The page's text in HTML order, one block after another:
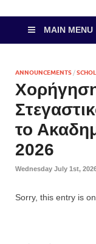
MAIN MENU
ANNOUNCEMENTS /
το
2026
Wednesday July 1st,
Sorry, this entry is